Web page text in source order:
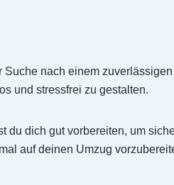
Suche nach einem zuverlässigen
und stressfrei zu gestalten.
dich gut vorbereiten, um
auf deinen Umzug